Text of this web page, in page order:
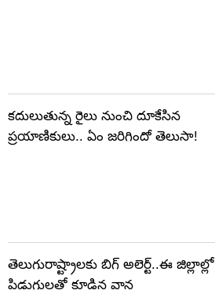
కదులుతున్న రైలు నుంచి దూకేసిన
ప్రయాణికులు.. ఏం జరిగిందో తెలుసా!
తెలుగురాష్ట్రాలకు బిగ్‌ అలెర్ట్..ఈ జిల్లాల్లో
పిడుగులతో కూడిన వాన